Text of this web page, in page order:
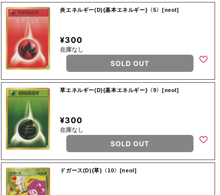
炎エネルギー(D){基本エネルギー}〈5〉[neoI]
¥300
在庫なし
SOLD OUT
草エネルギー(D){基本エネルギー}〈9〉[neoI]
¥300
在庫なし
SOLD OUT
ドガース(D){草}〈10〉[neoI]